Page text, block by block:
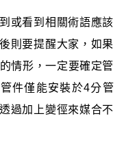
或看到相關術語應該
則要提醒大家，如果
情形，一定要確定管
件僅能安裝於4分管
過加上變徑來媒合不